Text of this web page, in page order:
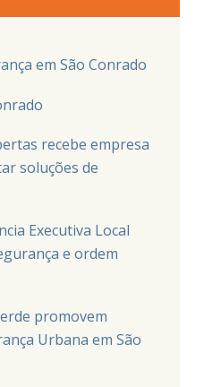
em São Conrado
recebe empresa
soluções de
Executiva Local
e ordem
promovem
Urbana em São